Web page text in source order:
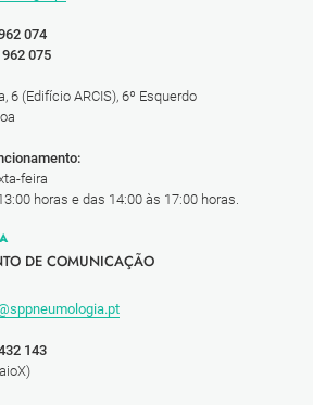
074
075
6 (Edifício ARCIS), 6º Esquerdo
feira
horas e das 14:00 às 17:00 horas.
DE COMUNICAÇÃO
143